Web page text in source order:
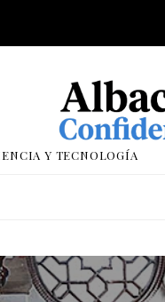
Y TECNOLOGÍA